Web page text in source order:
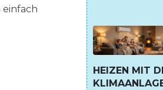
einfach
HEIZEN MIT